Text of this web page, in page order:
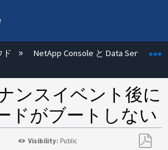
層を展開/折りたたむ
ド NetApp Console と Data Services
ンスイベント後に
ドがブートしない
Visibility: Public